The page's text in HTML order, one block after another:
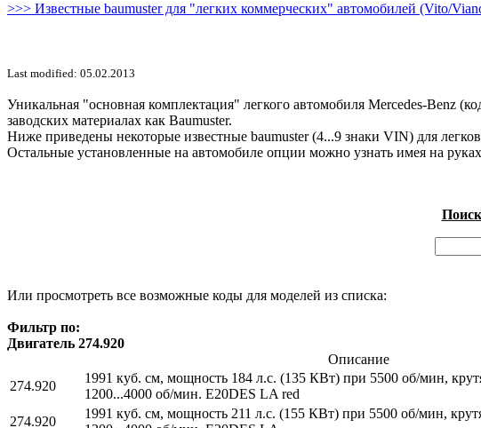
>>> Известные baumuster для "легких коммерческих" автомобилей (Vito/
Last modified: 05.02.2013
Уникальная "основная комплектация" легкого автомобиля Mercedes-Benz
заводских материалах как Baumuster.
Ниже приведены некоторые известные baumuster (4...9 знаки VIN) для
Остальные установленные на автомобиле опции можно узнать имея на
Или просмотреть все возможные коды для моделей из списка:
Фильтр по:
Двигатель 274.920
Описание
274.920
1991 куб. см, мощность 184 л.с. (135 КВт) при 5500 об/мин,
1200...4000 об/мин. E20DES LA red
274.920
1991 куб. см, мощность 211 л.с. (155 КВт) при 5500 об/мин,